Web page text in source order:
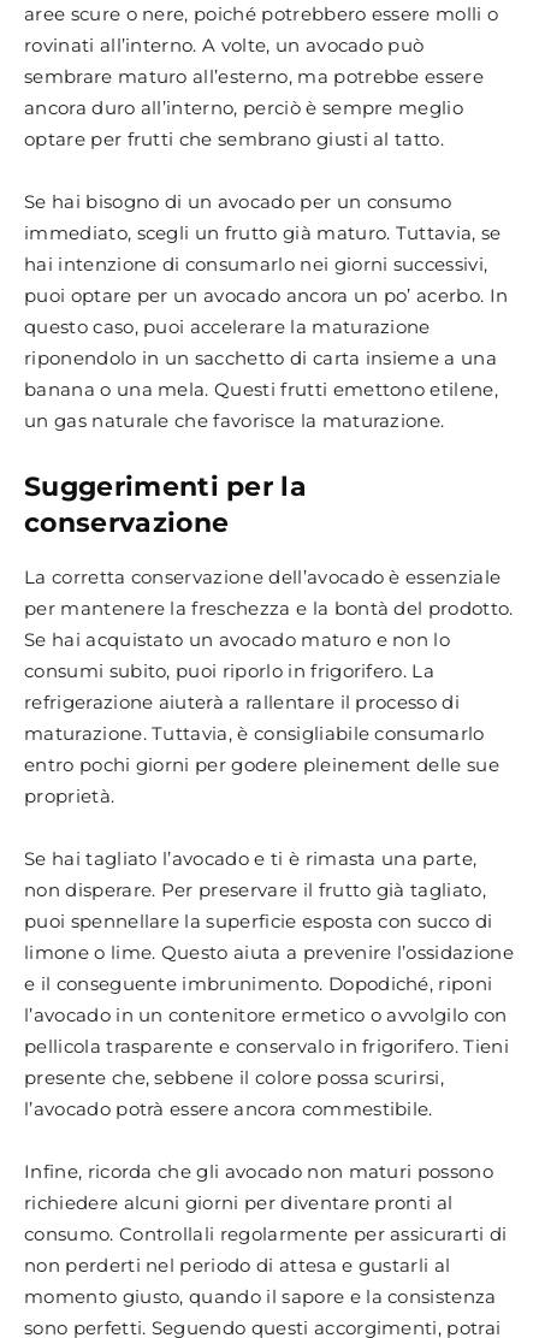
aree scure o nere, poiché potrebbero essere molli o
rovinati all’interno. A volte, un avocado può
sembrare maturo all’esterno, ma potrebbe essere
ancora duro all’interno, perciò è sempre meglio
optare per frutti che sembrano giusti al tatto.
Se hai bisogno di un avocado per un consumo
immediato, scegli un frutto già maturo. Tuttavia, se
hai intenzione di consumarlo nei giorni successivi,
puoi optare per un avocado ancora un po’ acerbo. In
questo caso, puoi accelerare la maturazione
riponendolo in un sacchetto di carta insieme a una
banana o una mela. Questi frutti emettono etilene,
un gas naturale che favorisce la maturazione.
Suggerimenti per la
conservazione
La corretta conservazione dell’avocado è essenziale
per mantenere la freschezza e la bontà del prodotto.
Se hai acquistato un avocado maturo e non lo
consumi subito, puoi riporlo in frigorifero. La
refrigerazione aiuterà a rallentare il processo di
maturazione. Tuttavia, è consigliabile consumarlo
entro pochi giorni per godere pleinement delle sue
proprietà.
Se hai tagliato l’avocado e ti è rimasta una parte,
non disperare. Per preservare il frutto già tagliato,
puoi spennellare la superficie esposta con succo di
limone o lime. Questo aiuta a prevenire l’ossidazione
e il conseguente imbrunimento. Dopodiché, riponi
l’avocado in un contenitore ermetico o avvolgilo con
pellicola trasparente e conservalo in frigorifero. Tieni
presente che, sebbene il colore possa scurirsi,
l’avocado potrà essere ancora commestibile.
Infine, ricorda che gli avocado non maturi possono
richiedere alcuni giorni per diventare pronti al
consumo. Controllali regolarmente per assicurarti di
non perderti nel periodo di attesa e gustarli al
momento giusto, quando il sapore e la consistenza
sono perfetti. Seguendo questi accorgimenti, potrai